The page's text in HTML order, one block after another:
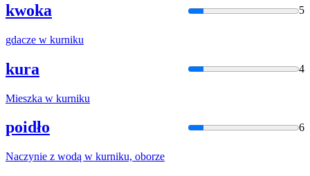
kwoka 5
gdacze w kurniku
kura 4
Mieszka w kurniku
poidło 6
Naczynie z wodą w kurniku, oborze